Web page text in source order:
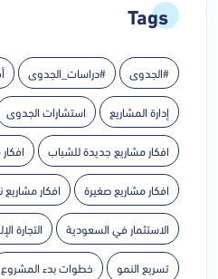
Tags
#الجدوى #دراسات_الجدوى
إدارة المشاريع استشارات الجدوى
افكار مشاريع جديدة للشباب
افكار مشاريع صغيرة افكار مشاريع
الاستثمار في السعودية التجارة
تسريع النمو خطوات بدء المشروع